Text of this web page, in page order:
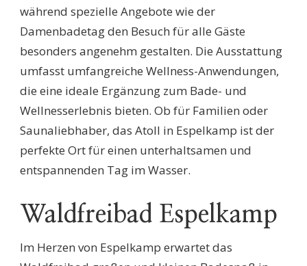
während spezielle Angebote wie der
Damenbadetag den Besuch für alle Gäste
besonders angenehm gestalten. Die Ausstattung
umfasst umfangreiche Wellness-Anwendungen,
die eine ideale Ergänzung zum Bade- und
Wellnesserlebnis bieten. Ob für Familien oder
Saunaliebhaber, das Atoll in Espelkamp ist der
perfekte Ort für einen unterhaltsamen und
entspannenden Tag im Wasser.
Waldfreibad Espelkamp
Im Herzen von Espelkamp erwartet das